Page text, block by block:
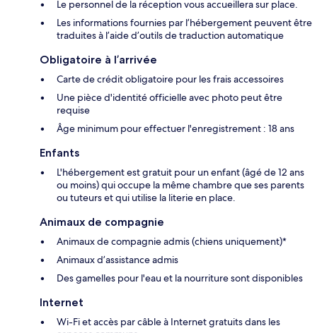
Le personnel de la réception vous accueillera sur place.
Les informations fournies par l’hébergement peuvent être
traduites à l’aide d’outils de traduction automatique
Obligatoire à l’arrivée
Carte de crédit obligatoire pour les frais accessoires
Une pièce d'identité officielle avec photo peut être
requise
Âge minimum pour effectuer l'enregistrement : 18 ans
Enfants
L'hébergement est gratuit pour un enfant (âgé de 12 ans
ou moins) qui occupe la même chambre que ses parents
ou tuteurs et qui utilise la literie en place.
Animaux de compagnie
Animaux de compagnie admis (chiens uniquement)*
Animaux d’assistance admis
Des gamelles pour l'eau et la nourriture sont disponibles
Internet
Wi-Fi et accès par câble à Internet gratuits dans les